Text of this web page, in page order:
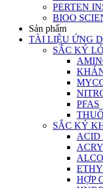
PERTEN
BIOO
Sản phẩm
TÀI LIỆU ỨNG
SẮC KÝ
PFAS
SẮC KÝ
ACID
HỢP